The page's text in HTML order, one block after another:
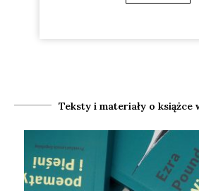
Teksty i materiały o książce